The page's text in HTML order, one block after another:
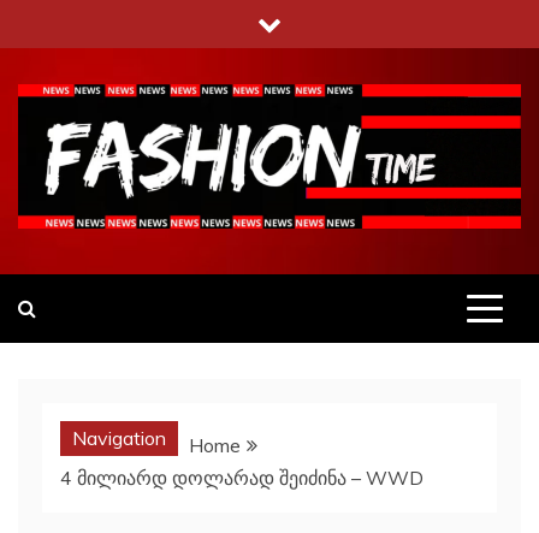
to
content
Navigation
Home
4 მილიარდ დოლარად შეიძინა – WWD